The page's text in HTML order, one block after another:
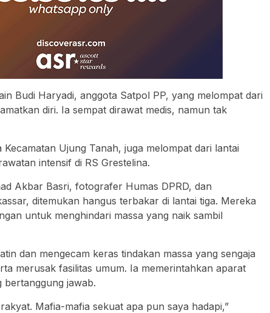
Budi Haryadi, anggota Satpol PP, yang melompat dari
diri. Ia sempat dirawat medis, namun tak
Kecamatan Ujung Tanah, juga melompat dari lantai
intensif di RS Grestelina.
Akbar Basri, fotografer Humas DPRD, dan
ditemukan hangus terbakar di lantai tiga. Mereka
untuk menghindari massa yang naik sambil
dan mengecam keras tindakan massa yang sengaja
merusak fasilitas umum. Ia memerintahkan aparat
bertanggung jawab.
Mafia-mafia sekuat apa pun saya hadapi,”